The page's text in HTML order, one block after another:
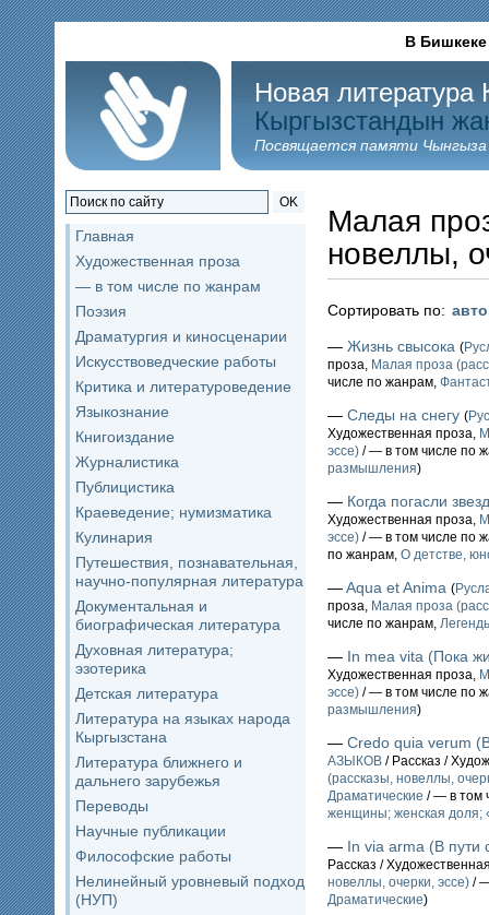
В Бишкеке
Новая литература
Кыргызстандын
Посвящается памяти
OK
Главная
Художественная проза
— в том числе по жанрам
Поэзия
Драматургия и киносценарии
Искусствоведческие работы
Критика и литературоведение
Языкознание
Книгоиздание
Журналистика
Публицистика
Краеведение; нумизматика
Кулинария
Путешествия, познавательная,
научно-популярная литература
Документальная и
биографическая литература
Духовная литература;
эзотерика
Детская литература
Литература на языках народа
Кыргызстана
Литература ближнего и
дальнего зарубежья
Переводы
Научные публикации
Философские работы
Нелинейный уровневый подход
(НУП)
Малая
новеллы,
Сортировать по:
— Жизнь свысока (
проза, Малая проза
числе по жанрам,
— Следы на снегу (
Художественная проза,
эссе) / — в том числе по
размышления)
— Когда погасли
Художественная проза,
эссе) / — в том числе по
по жанрам, О детстве,
—Aqua et Anima (
проза, Малая проза
числе по жанрам,
— In mea vita (Пока
Художественная проза,
эссе) / — в том числе по
размышления)
— Credo quia verum
АЗЫКОВ / Рассказ /
(рассказы, новеллы,
Драматические / — в том
женщины; женская доля;
— In via arma (В
Рассказ /
новеллы, очерки, эссе) /
Драматические)